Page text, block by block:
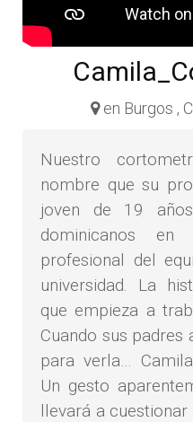
en Burgos ,
Nuestro
nombre que su
joven de 19
dominicanos
profesional del
universidad. La
que empieza a
Cuando sus
para verla…
Un gesto
llevará a